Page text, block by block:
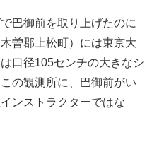
巴御前を取り上げたのに
曽郡上松町）には東京大
口径105センチの大きなシ
の観測所に、巴御前がい
ンストラクターではな